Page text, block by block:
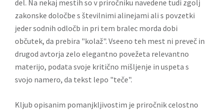
del. Na nekaj mestih so v priročniku navedene tudi zgolj
zakonske določbe s številnimi alinejami ali s povzetki
jeder sodnih odločb in pri tem bralec morda dobi
občutek, da prebira "kolaž". Vseeno teh mest ni preveč in
drugod avtorja zelo elegantno povežeta relevantno
materijo, podata svoje kritično mišljenje in uspeta s
svojo namero, da tekst lepo "teče".
Kljub opisanim pomanjkljivostim je priročnik celostno